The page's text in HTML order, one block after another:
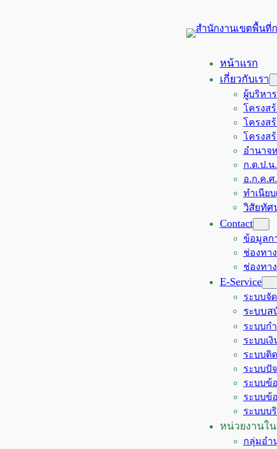
หน้าแรก
เกี่ยวกับเรา
ผู้บริหา
โครงส
โครงส
โครงส
อำนาจ
ก.ต.ป.
อ.ก.ค.
ทำเนีย
วิสัยทัศ
Contact
ข้อมูลก
ช่องทา
ช่องทา
E-Service
ระบบจั
ระบบส
ระบบก
ระบบเ
ระบบติ
ระบบปั
ระบบข้
ระบบข้
ระบบบ
หน่วยงานใ
กลุ่มอำ